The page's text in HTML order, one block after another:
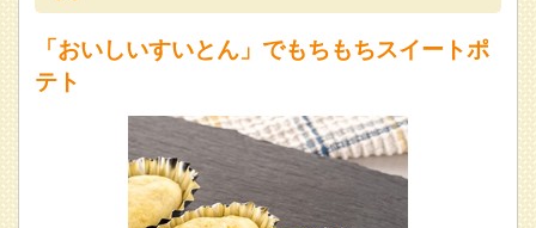
「おいしいすいとん」でもちもちスイートポ
テト